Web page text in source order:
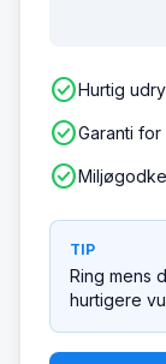
check_circleHurtig
check_circleGaranti
check_circle
TIP
Ring mens
hurtigere